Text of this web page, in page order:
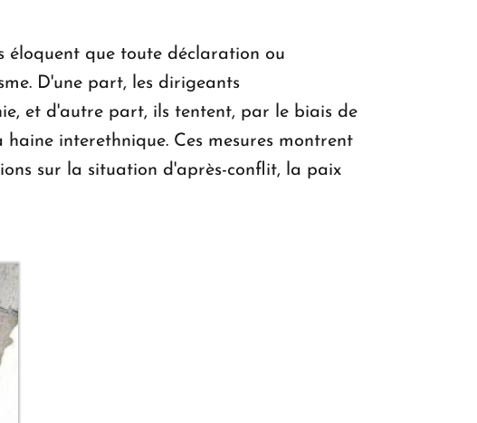
éloquent que toute déclaration ou
D'une part, les dirigeants
et d'autre part, ils tentent, par le biais de
interethnique. Ces mesures montrent
sur la situation d'après-conflit, la paix